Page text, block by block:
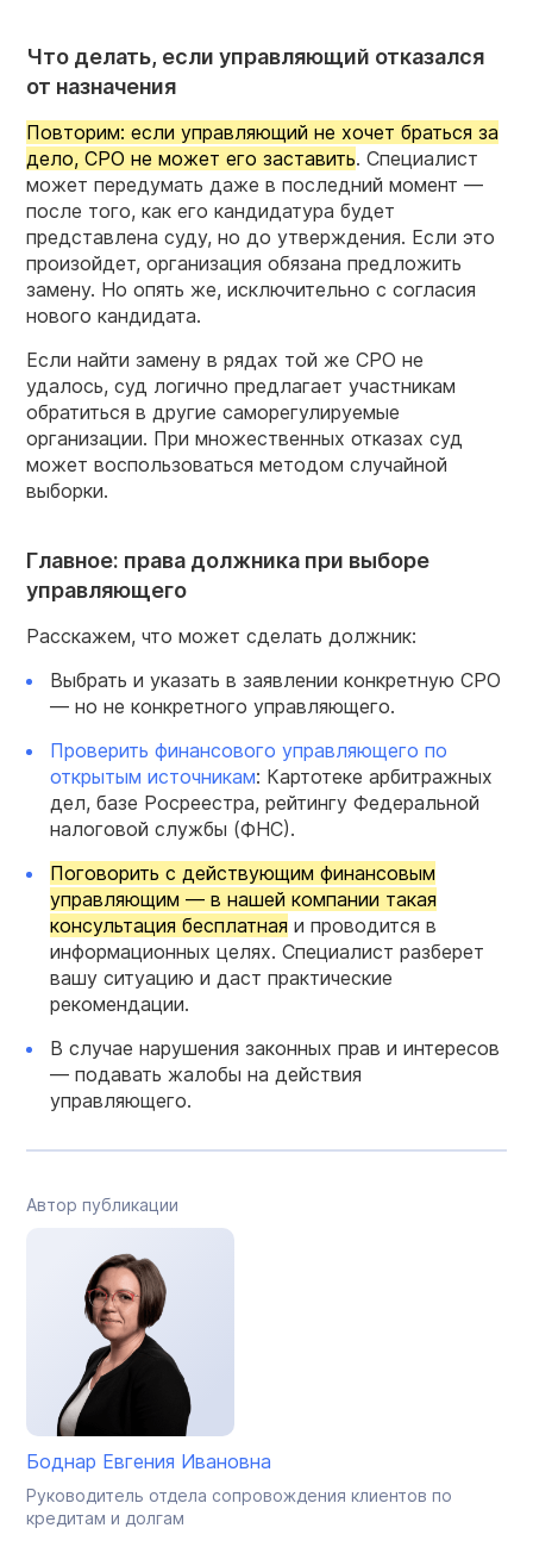
Что делать, если управляющий отказался
от назначения
Повторим: если управляющий не хочет браться за
дело, СРО не может его заставить. Специалист
может передумать даже в последний момент —
после того, как его кандидатура будет
представлена суду, но до утверждения. Если это
произойдет, организация обязана предложить
замену. Но опять же, исключительно с согласия
нового кандидата.
Если найти замену в рядах той же СРО не
удалось, суд логично предлагает участникам
обратиться в другие саморегулируемые
организации. При множественных отказах суд
может воспользоваться методом случайной
выборки.
Главное: права должника при выборе
управляющего
Расскажем, что может сделать должник:
Выбрать и указать в заявлении конкретную СРО
— но не конкретного управляющего.
Проверить финансового управляющего по
открытым источникам: Картотеке арбитражных
дел, базе Росреестра, рейтингу Федеральной
налоговой службы (ФНС).
Поговорить с действующим финансовым
управляющим — в нашей компании такая
консультация бесплатная и проводится в
информационных целях. Специалист разберет
вашу ситуацию и даст практические
рекомендации.
В случае нарушения законных прав и интересов
— подавать жалобы на действия
управляющего.
Автор публикации
Боднар Евгения Ивановна
Руководитель отдела сопровождения клиентов по
кредитам и долгам